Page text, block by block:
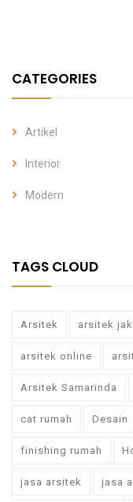
CATEGORIES
Artikel
Interior
Modern
TAGS CLOUD
Arsitek arsitek
arsitek online
Arsitek Samarinda
cat rumah Desain
finishing rumah
jasa arsitek jasa